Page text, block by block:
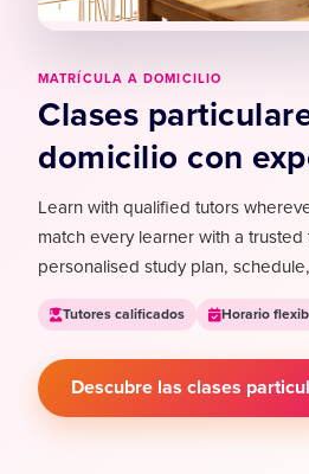
MATRÍCULA A DOMICILIO
Clases
domicilio con
Learn with qualified tutors
match every learner with a
personalised study plan,
Tutores calificados Horario
Descubre las clases